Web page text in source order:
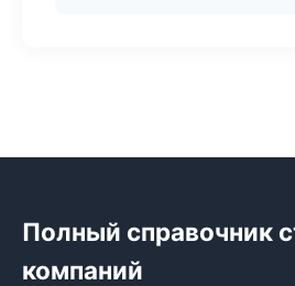
Полный справочник
компаний